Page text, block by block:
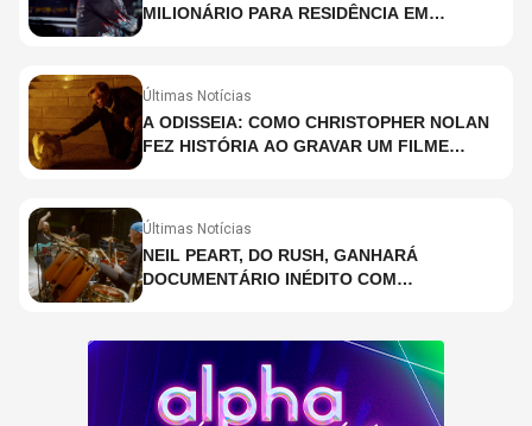
MILIONÁRIO PARA RESIDÊNCIA EM
Últimas Notícias
A ODISSEIA: COMO CHRISTOPHER NOLAN
FEZ HISTÓRIA AO GRAVAR UM FILME
Últimas Notícias
NEIL PEART, DO RUSH, GANHARÁ
DOCUMENTÁRIO INÉDITO COM